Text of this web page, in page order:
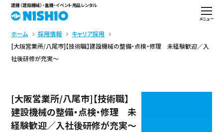
建機（建設機械）・重機・イベント用品レンタル
メニュー
ホーム 採用情報
キャリア採用
[大阪営業所/八尾市]【技術職】建設機械の整備・点検・修理 未経験歓迎／入
社後研修が充実～
[大阪営業所/八尾市]【技術職】
建設機械の整備・点検・修理 未
経験歓迎／入社後研修が充実～